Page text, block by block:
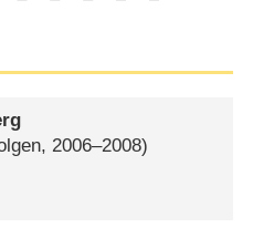
2006⁠–⁠2008)